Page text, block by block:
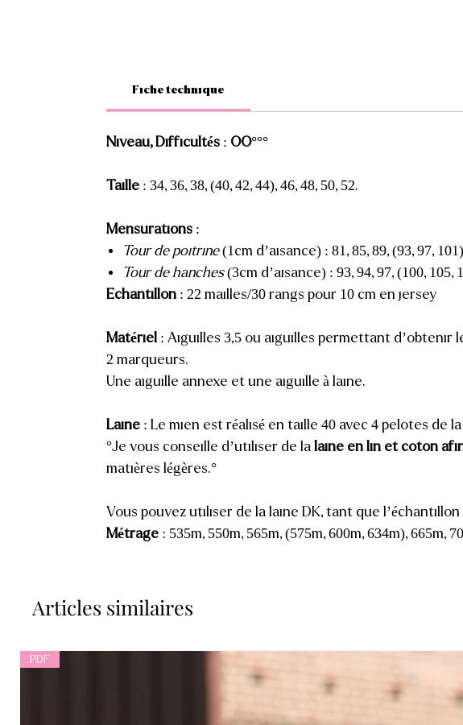
Fiche technique
Niveau, Difficultés : OO°°°
Taille : 34, 36, 38, (40, 42, 44), 46, 48, 50, 52.
Mensurations :
Tour de poitrine(1cm d’aisance) : 81, 85, 89, (93, 97,
Tour de hanches(3cm d’aisance) : 93, 94, 97, (100, 105,
Echantillon : 22 mailles/30 rangs pour 10 cm en jersey
Matériel : Aiguilles 3,5 ou aiguilles permettant d’obtenir
2 marqueurs.
Une aiguille annexe et une aiguille à laine.
Laine : Le mien est réalisé en taille 40 avec 4 pelotes de
°Je vous conseille d’utiliser de la laine en lin et coton
matières légères.°
Vous pouvez utiliser de la laine DK, tant que
Métrage : 535m, 550m, 565m, (575m, 600m, 634m), 665m,
Articles similaires
PDF